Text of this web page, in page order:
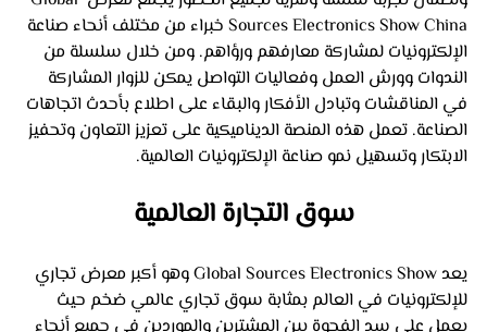
Sources Electronics Show China خبراء من مختلف أنحاء صناعة
الإلكترونيات لمشاركة معارفهم ورؤاهم. ومن خلال سلسلة من
الندوات وورش العمل وفعاليات التواصل يمكن للزوار المشاركة
في المناقشات وتبادل الأفكار والبقاء على اطلاع بأحدث اتجاهات
الصناعة. تعمل هذه المنصة الديناميكية على تعزيز التعاون وتحفيز
الابتكار وتسهيل نمو صناعة الإلكترونيات العالمية.
سوق التجارة العالمية
يعد Global Sources Electronics Show وهو أكبر معرض تجاري
للإلكترونيات في العالم بمثابة سوق تجاري عالمي ضخم حيث
يعمل على سد الفجوة بين المشترين والموردين في جميع أنحاء